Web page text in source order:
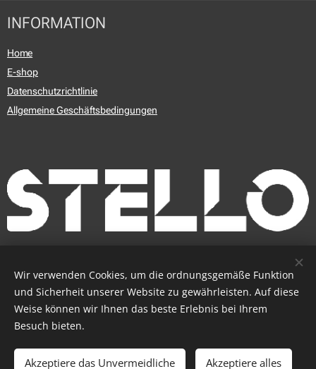
Zum Warenkorb hinzufügen
INFORMATION
Home
E-shop
Datenschutzrichtlinie
Allgemeine Geschäftsbedingungen
Sprachen
Slovenčina
Čeština English Deutsch Magyar
Wir verwenden Cookies, um die ordnungsgemäße Funktion
und Sicherheit unserer Website zu gewährleisten. Auf diese
Weise können wir Ihnen das beste Erlebnis bei Ihrem
Besuch bieten.
Akzeptiere das Unvermeidliche Akzeptiere alles